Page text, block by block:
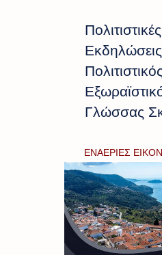
Πολιτιστικές
Εκδηλώσεις
Γλώσσας
ΕΝΑΕΡΙΕΣ